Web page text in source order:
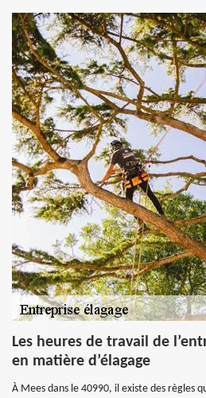
Les heures de travail de
en matière d’élagage
À Mees dans le 40990, il existe des règles